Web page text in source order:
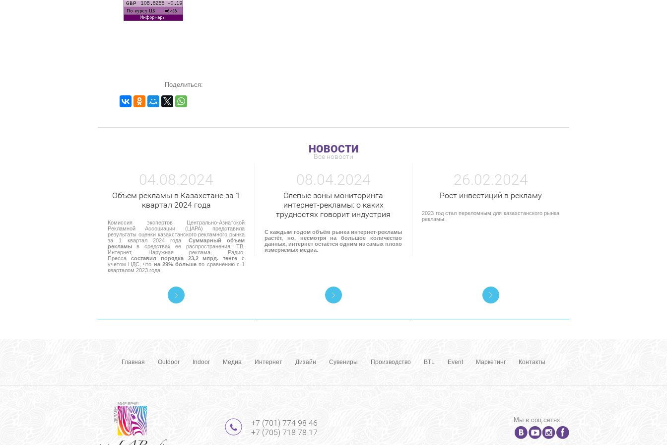
Поделиться:
НОВОСТИ
Все новости
04.08.2024
Объем рекламы в Казахстане за 1
квартал 2024 года
Комиссия экспертов Центрально-Азиатской
Рекламной Ассоциации (ЦАРА) представила
результаты оценки казахстанского рекламного рынка
за 1 квартал 2024 года. Суммарный объем
рекламы в средствах ее распространения: ТВ,
Интернет, Наружная реклама, Радио,
Пресса составил порядка 23,2 млрд. тенге с
учетом НДС, что на 29% больше по сравнению с 1
кварталом 2023 года.
08.04.2024
Слепые зоны мониторинга
интернет-рекламы: о каких
трудностях говорит индустрия
С каждым годом объём рынка интернет-рекламы
растёт, но, несмотря на большое количество
данных, интернет остаётся одним из самых плохо
измеряемых медиа.
26.02.2024
Рост инвестиций в рекламу
2023 год стал переломным для казахстанского рынка
рекламы.
Главная Outdoor Indoor Медиа Интернет Дизайн Сувениры Производство BTL Event Маркетинг Контакты
Мы в соц.сетях:
+7 (701) 774 98 46
+7 (705) 718 78 17